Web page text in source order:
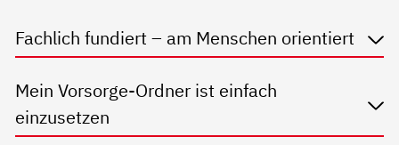
Fachlich fundiert – am Menschen orientiert
Mein Vorsorge-Ordner ist einfach
einzusetzen